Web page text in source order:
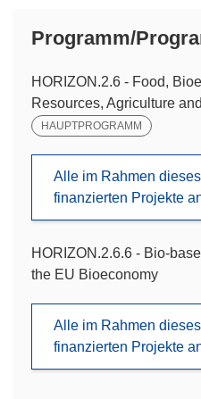
Programm/
HORIZON.2.6 - Food,
Resources, Agriculture
HAUPTPROGRAMM
Alle im Rahmen
finanzierten Projekte
HORIZON.2.6.6 - Bio-
the EU Bioeconomy
Alle im Rahmen
finanzierten Projekte